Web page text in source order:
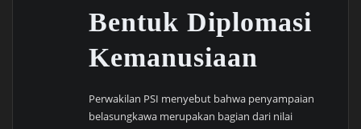
Bentuk Diplomasi
Kemanusiaan
Perwakilan PSI menyebut bahwa penyampaian
belasungkawa merupakan bagian dari nilai